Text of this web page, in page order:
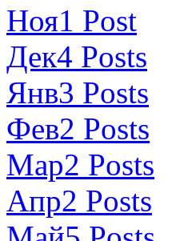
Ноя1 Post
Дек4 Posts
Янв3 Posts
Фев2 Posts
Мар2 Posts
Апр2 Posts